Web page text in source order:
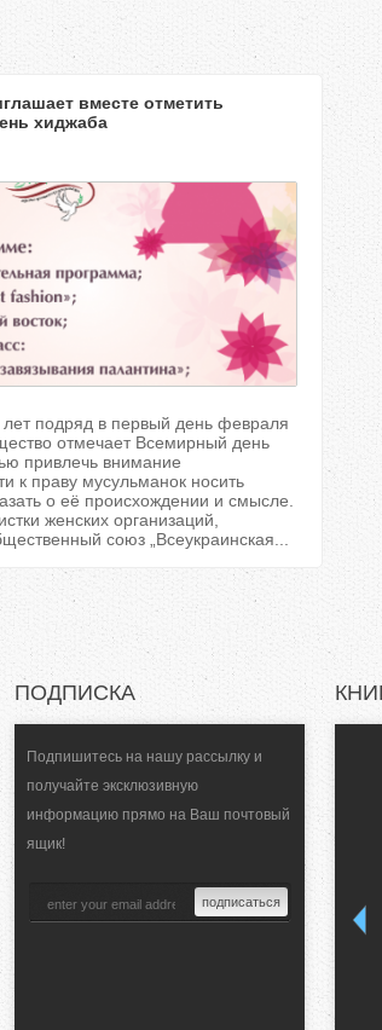
вместе отметить
хиджаба
лет подряд в первый день февраля
отмечает Всемирный день
привлечь внимание
к праву мусульманок носить
о её происхождении и смысле.
женских организаций,
союз „Всеукраинская...
ПОДПИСКА
Подпишитесь на нашу рассылку и
получайте эксклюзивную
информацию прямо на Ваш почтовый
ящик!